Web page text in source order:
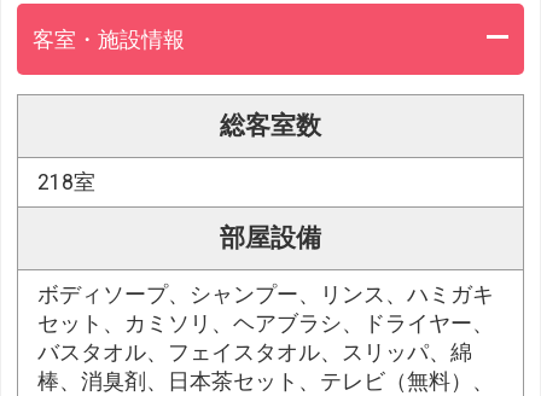
客室・施設情報
総客室数
218室
部屋設備
ボディソープ、シャンプー、リンス、ハミガキ
セット、カミソリ、ヘアブラシ、ドライヤー、
バスタオル、フェイスタオル、スリッパ、綿
棒、消臭剤、日本茶セット、テレビ（無料）、